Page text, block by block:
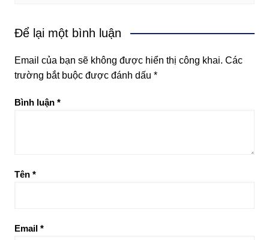
Để lại một bình luận
Email của bạn sẽ không được hiển thị công khai. Các
trường bắt buộc được đánh dấu *
Bình luận *
Tên *
Email *